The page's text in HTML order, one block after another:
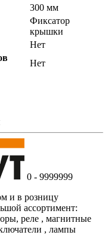
300 мм
Фиксатор
крышки
Нет
Нет
0 - 9999999
и в розницу
ассортимент:
реле , магнитные
, лампы